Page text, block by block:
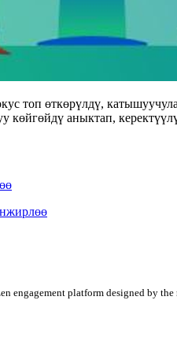
топ өткөрүлдү,
аныктап,
engagement platform designed by